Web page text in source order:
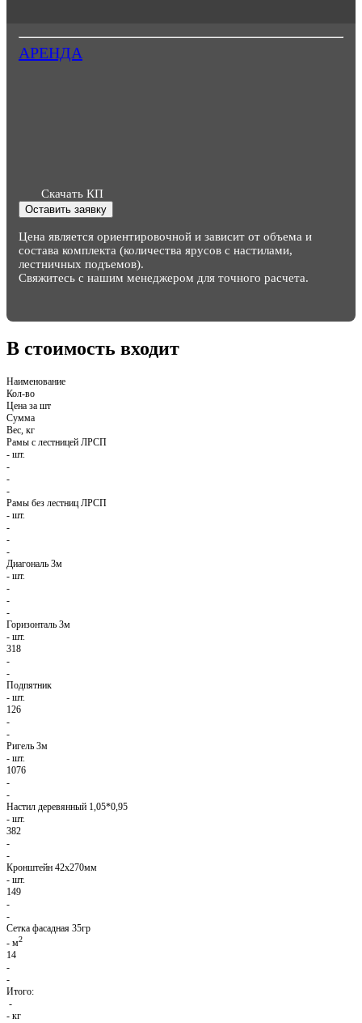
АРЕНДА
Скачать КП
Оставить заявку
Цена является ориентировочной и зависит от объема и
состава комплекта (количества ярусов с настилами,
лестничных подъемов).
Свяжитесь с нашим менеджером для точного расчета.
В стоимость входит
Наименование
Кол-во
Цена за шт
Сумма
Вес, кг
Рамы с лестницей ЛРСП
- шт.
-
-
-
Рамы без лестниц ЛРСП
- шт.
-
-
-
Диагональ 3м
- шт.
-
-
-
Горизонталь 3м
- шт.
318
-
-
Подпятник
- шт.
126
-
-
Ригель 3м
- шт.
1076
-
-
Настил деревянный 1,05*0,95
- шт.
382
-
-
Кронштейн 42х270мм
- шт.
149
-
-
Сетка фасадная 35гр
- м2
14
-
-
Итого:
-
- кг